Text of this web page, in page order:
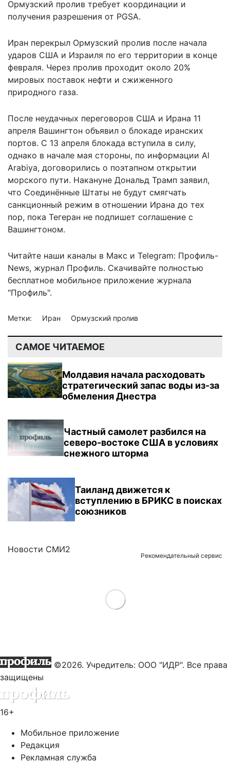
Ормузский пролив требует координации и
получения разрешения от PGSA.
Иран перекрыл Ормузский пролив после начала
ударов США и Израиля по его территории в конце
февраля. Через пролив проходит около 20%
мировых поставок нефти и сжиженного
природного газа.
После неудачных переговоров США и Ирана 11
апреля Вашингтон объявил о блокаде иранских
портов. С 13 апреля блокада вступила в силу,
однако в начале мая стороны, по информации Al
Arabiya, договорились о поэтапном открытии
морского пути. Накануне Дональд Трамп заявил,
что Соединённые Штаты не будут смягчать
санкционный режим в отношении Ирана до тех
пор, пока Тегеран не подпишет соглашение с
Вашингтоном.
Читайте наши каналы в Макс и Telegram: Профиль-
News, журнал Профиль. Скачивайте полностью
бесплатное мобильное приложение журнала
"Профиль".
Метки: Иран Ормузский пролив
САМОЕ ЧИТАЕМОЕ
Молдавия начала расходовать
стратегический запас воды из-за
обмеления Днестра
Частный самолет разбился на
северо-востоке США в условиях
снежного шторма
Таиланд движется к
вступлению в БРИКС в поисках
союзников
Новости СМИ2
Рекомендательный сервис
Load More
©2026. Учредитель: ООО "ИДР". Все права
защищены
16+
Мобильное приложение
Редакция
Рекламная служба